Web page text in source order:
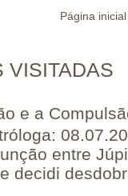
Página inicial
VISITADAS
e a
entre
decidi